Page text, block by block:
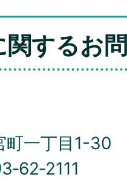
関するお
町一丁目1-30